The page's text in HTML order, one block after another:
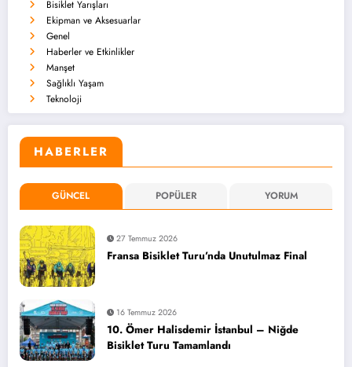
Bisiklet Yarışları
Ekipman ve Aksesuarlar
Genel
Haberler ve Etkinlikler
Manşet
Sağlıklı Yaşam
Teknoloji
HABERLER
GÜNCEL POPÜLER YORUM
27 Temmuz 2026
Fransa Bisiklet Turu’nda Unutulmaz Final
16 Temmuz 2026
10. Ömer Halisdemir İstanbul – Niğde
Bisiklet Turu Tamamlandı